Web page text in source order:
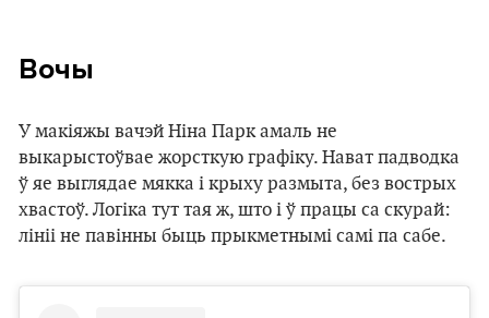
Вочы
У макіяжы вачэй Ніна Парк амаль не
выкарыстоўвае жорсткую графіку. Нават падводка
ў яе выглядае мякка і крыху размыта, без вострых
хвастоў. Логіка тут тая ж, што і ў працы са скурай:
лініі не павінны быць прыкметнымі самі па сабе.